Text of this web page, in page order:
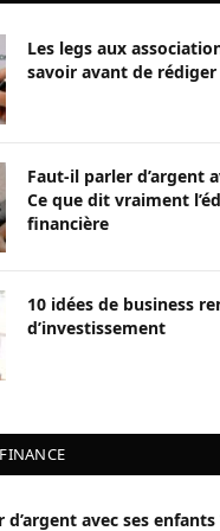
Les legs aux
savoir avant de
Faut-il parler d’argent
Ce que dit vraiment
financière
10 idées de business
d’investissement
avec ses